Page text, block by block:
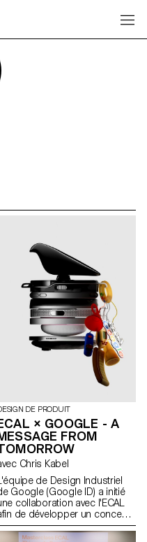
DE PRODUIT
× GOOGLE - A
FROM
avec Chris Kabel
L'équipe de Design Industriel
Google (Google ID) a initié
collaboration avec l'ECAL
de développer un concept
produit autour du téléphone
portable qui soit inspiré d'un